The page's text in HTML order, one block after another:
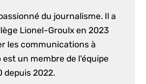
du journalisme. Il a
Lionel-Groulx en 2023
les communications à
est un membre de l'équipe
depuis 2022.